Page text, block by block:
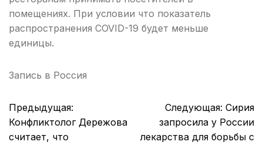
помещениях. При условии что показатель
распространения COVID-19 будет меньше
единицы.
Запись в Россия
Навигация
по
записям
Предыдущая:
Конфликтолог Дережова
считает, что
Следующая: Сирия
запросила у России
лекарства для борьбы с